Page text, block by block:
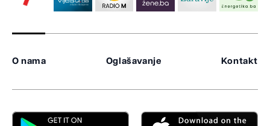
O nama Oglašavanje Kontakt